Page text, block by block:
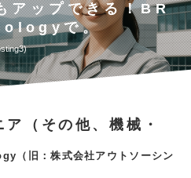
アップできる！BR
で。
（その他、機械・
（旧：株式会社アウトソーシン